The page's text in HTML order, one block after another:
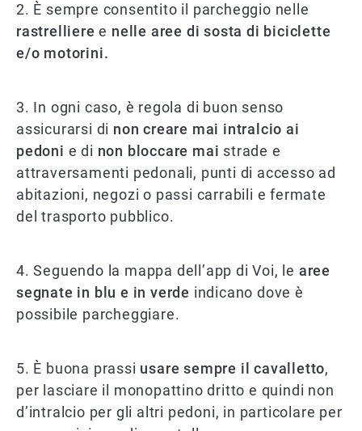
2. È sempre consentito il parcheggio nelle
rastrellieree nelle aree di sosta di biciclette
e/o motorini.
3. In ogni caso, è regola di buon senso
assicurarsi di non creare mai intralcio ai
pedoni e di non bloccare mai strade e
attraversamenti pedonali, punti di accesso ad
abitazioni, negozi o passi carrabili e fermate
del trasporto pubblico.
4. Seguendo la mappa dell’app di Voi, le aree
segnate in blu e in verde indicano dove è
possibile parcheggiare.
5. È buona prassi usare sempre il cavalletto,
per lasciare il monopattino dritto e quindi non
d’intralcio per gli altri pedoni, in particolare per